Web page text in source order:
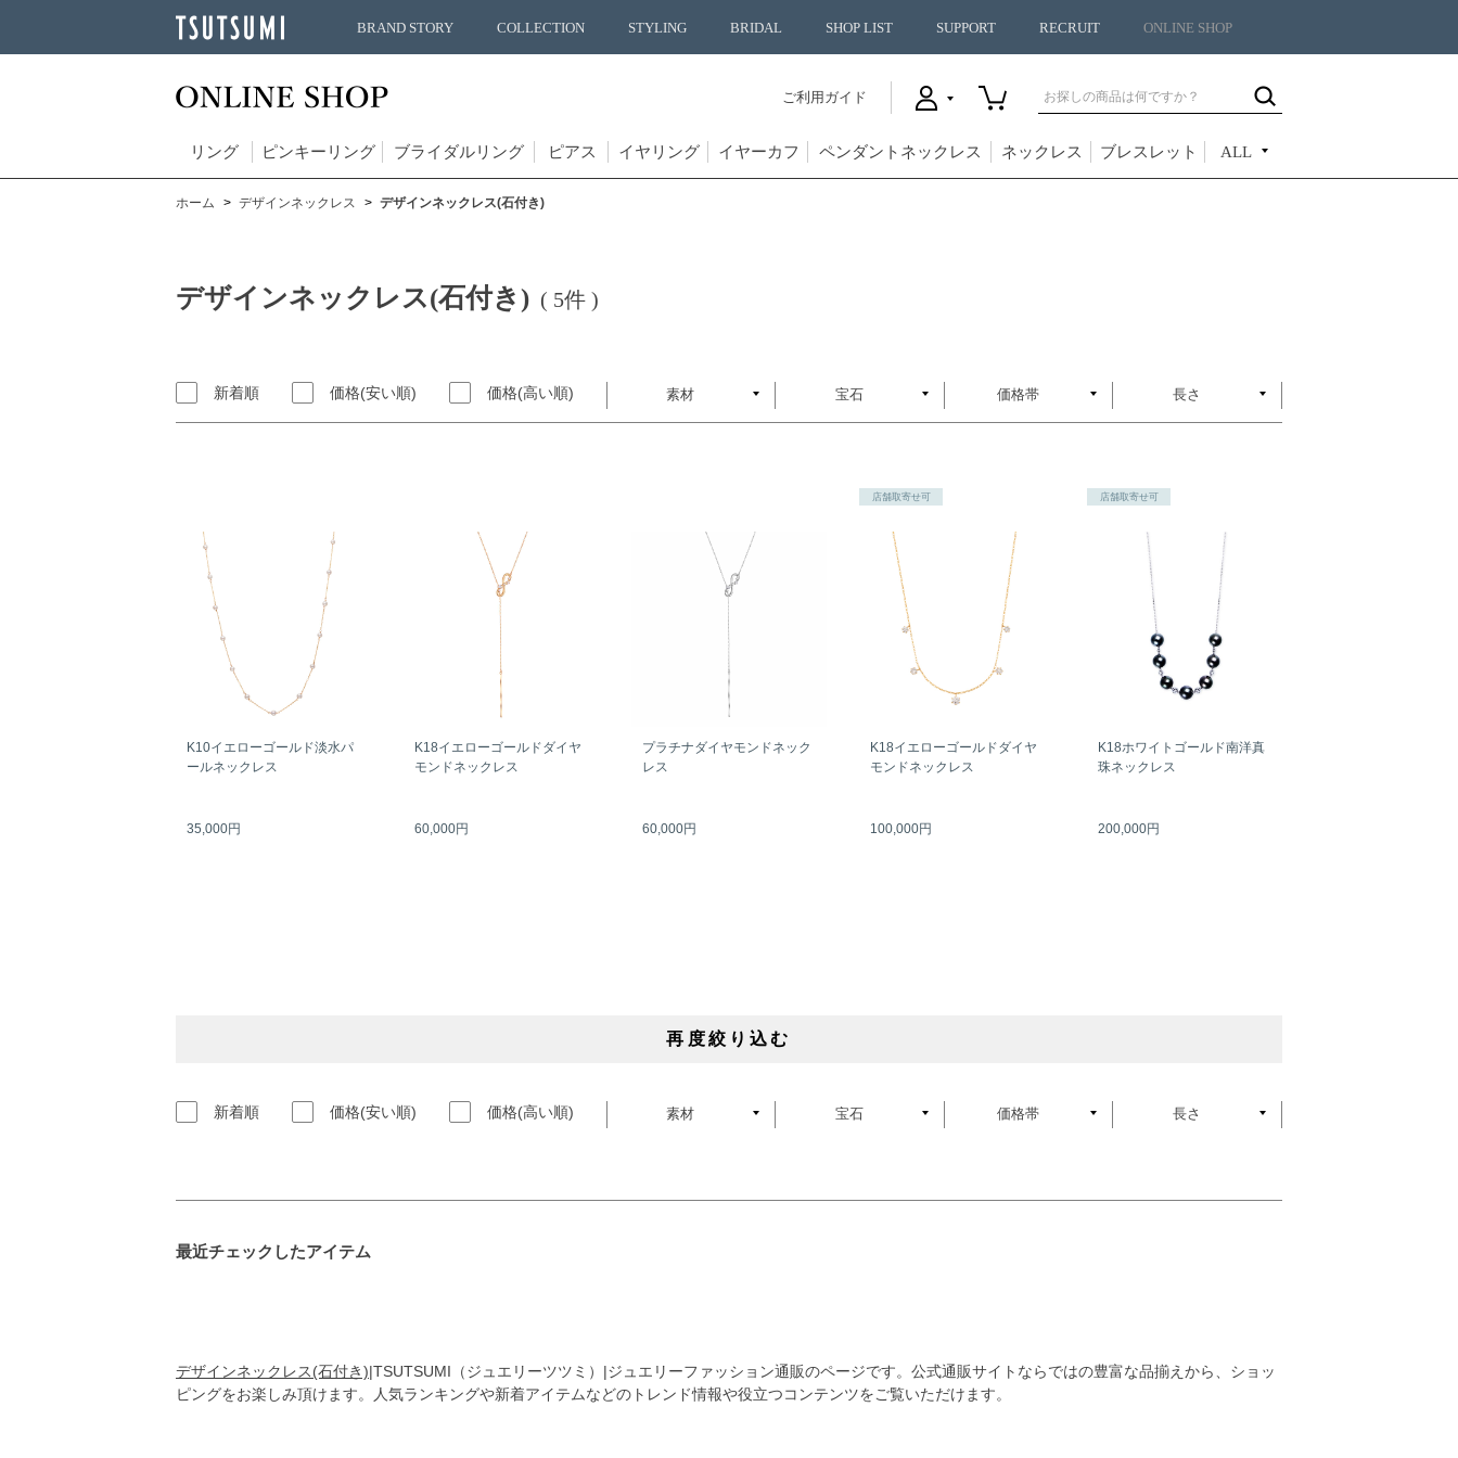
BRAND STORY COLLECTION STYLING BRIDAL SHOP LIST SUPPORT RECRUIT ONLINE SHOP
ご利用ガイド
リング ピンキーリング ブライダルリング ピアス イヤリング イヤーカフ ペンダントネックレス ネックレス ブレスレット ALL
ホーム デザインネックレス デザインネックレス(石付き)
デザインネックレス(石付き) ( 5件 )
新着順 価格(安い順) 価格(高い順) 素材 宝石 価格帯 長さ
K10イエローゴールド淡水パ
ールネックレス
35,000円
K18イエローゴールドダイヤ
モンドネックレス
60,000円
プラチナダイヤモンドネック
レス
60,000円
店舗取寄せ可
K18イエローゴールドダイヤ
モンドネックレス
100,000円
店舗取寄せ可
K18ホワイトゴールド南洋真
珠ネックレス
200,000円
再度絞り込む
新着順 価格(安い順) 価格(高い順) 素材 宝石 価格帯 長さ
最近チェックしたアイテム
デザインネックレス(石付き)|TSUTSUMI（ジュエリーツツミ）|ジュエリーファッション通販のページです。公式通販サイトならではの豊富な品揃えから、ショッ
ピングをお楽しみ頂けます。人気ランキングや新着アイテムなどのトレンド情報や役立つコンテンツをご覧いただけます。